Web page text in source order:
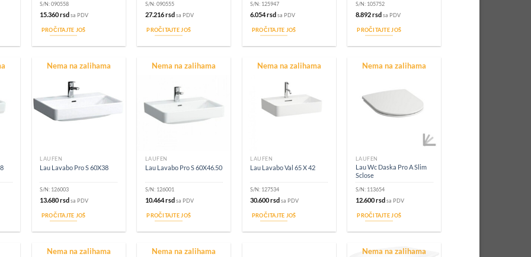
S/N:090558
15.360rsd sa PDV
PROČITAJTE JOŠ
S/N:090555
27.216rsdsa PDV
PROČITAJTE JOŠ
S/N: 125947
6.054rsd sa PDV
PROČITAJTE JOŠ
S/N: 105752
8.892rsdsa PDV
PROČITAJTE JOŠ
Nema na zalihama
LAUFEN
Lau Lavabo Pro S 60X38
S/N: 126003
13.680rsd sa PDV
PROČITAJTE JOŠ
Nema na zalihama
LAUFEN
Lau Lavabo Pro S 60X46.50
S/N: 126001
10.464rsdsa PDV
PROČITAJTE JOŠ
Nema na zalihama
LAUFEN
Lau Lavabo Val 65 X 42
S/N: 127534
30.600rsd sa PDV
PROČITAJTE JOŠ
Nema na zalihama
LAUFEN
Lau Wc Daska Pro A Slim
Sclose
S/N: 113654
12.600rsdsa PDV
PROČITAJTE JOŠ
Nema na zalihama Nema na zalihama Nema na zalihama